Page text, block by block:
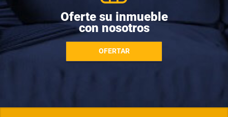
Oferte su inmueble
con nosotros
OFERTAR